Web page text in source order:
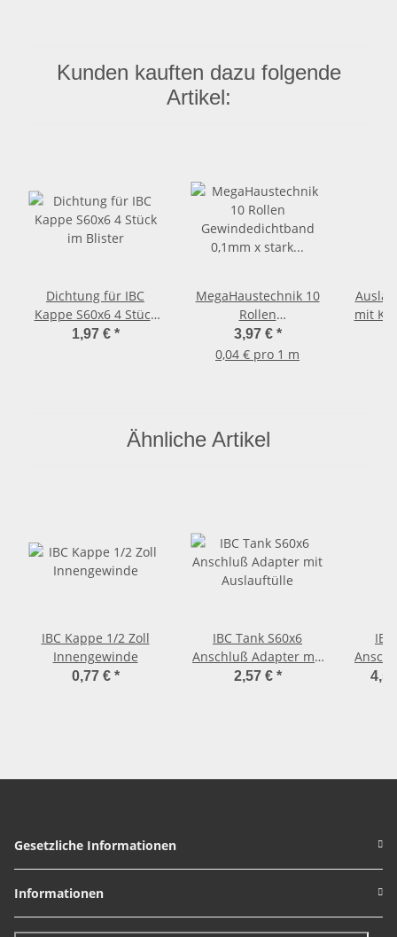
Kunden kauften dazu folgende
Artikel:
Dichtung für IBC
Kappe S60x6 4 Stück
im Blister
1,97 € *
MegaHaustechnik 10
Rollen
Gewindedichtband
0,1mm x stark x 12mm
3,97 € *
0,04 € pro 1 m
mit
Ähnliche Artikel
IBC Kappe 1/2 Zoll
Innengewinde
0,77 € *
IBC Tank S60x6
Anschluß Adapter mit
Auslauftülle
2,57 € *
Gesetzliche Informationen
Informationen